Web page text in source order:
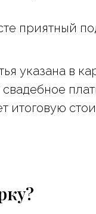
приятный
указана в
итоговую